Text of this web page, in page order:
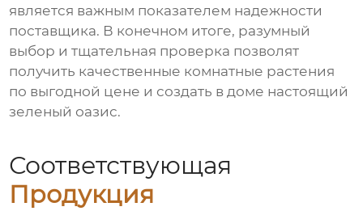
является важным показателем надежности
поставщика. В конечном итоге, разумный
выбор и тщательная проверка позволят
получить качественные комнатные растения
по выгодной цене и создать в доме настоящий
зеленый оазис.
Соответствующая
Продукция